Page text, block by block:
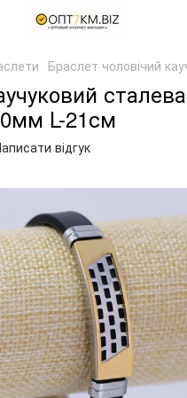
Браслет чоловічий
сталева
L-21см
відгук